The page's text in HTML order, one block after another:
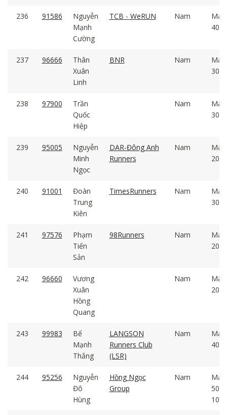
236 91586
Nguyễn
Mạnh
Cường
TCB - WeRUN Nam
Male
40 -
237 96666
Thân
Xuân
Linh
BNR Nam
Male
30 -
238 97900
Trần
Quốc
Hiệp
Nam
Male
30 -
239 95005
Nguyễn
Minh
Ngọc
DAR-Đông Anh
Runners
Nam
Male
20 -
240 91001
Đoàn
Trung
Kiên
TimesRunners Nam
Male
30 -
241 97576
Phạm
Tiến
Sản
98Runners Nam
Male
20 -
242 96660
Vương
Xuân
Hồng
Quang
Nam
Male
20 -
243 99983
Bế
Mạnh
Thắng
LANGSON
Runners Club
(LSR)
Nam
Male
40 -
244 95256
Nguyễn
Đô
Hùng
Hồng Ngọc
Group
Nam
Male
50 -
100